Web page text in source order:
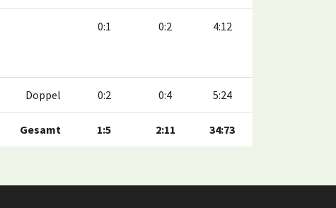
0:1 0:2 4:12
Doppel 0:2 0:4 5:24
Gesamt 1:5 2:11 34:73